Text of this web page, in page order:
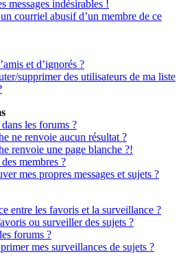
messages indésirables !
courriel abusif d’un membre de ce
et d’ignorés ?
supprimer des utilisateurs de ma liste
les forums ?
ne renvoie aucun résultat ?
renvoie une page blanche ?!
membres ?
mes propres messages et sujets ?
entre les favoris et la surveillance ?
ou surveiller des sujets ?
forums ?
mes surveillances de sujets ?